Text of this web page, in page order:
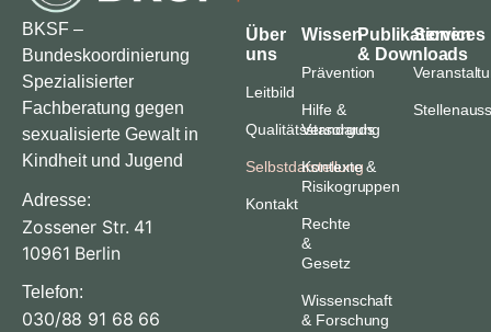
BKSF –
Bundeskoordinierung
Spezialisierter
Fachberatung gegen
sexualisierte Gewalt in
Kindheit und Jugend
Adresse:
Zossener Str. 41
10961 Berlin
Telefon:
030/88 91 68 66
Über
uns
Leitbild
Qualitätsstandards
Selbstdarstellung
Kontakt
Wissen
Prävention
Hilfe &
Versorgung
Kontexte &
Risikogruppen
Rechte
&
Gesetz
Wissenschaft
& Forschung
Publikationen
& Downloads
Services